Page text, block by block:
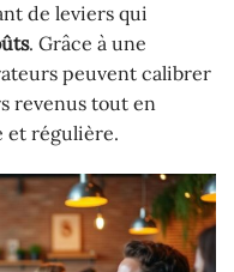
de leviers qui
. Grâce à une
peuvent calibrer
revenus tout en
et régulière.